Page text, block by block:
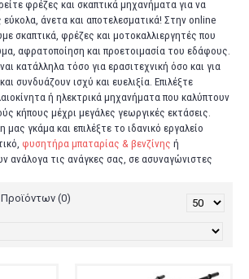
φρέζες και σκαπτικά μηχανήματα για να
άνετα και αποτελεσματικά! Στην online
σκαπτικά, φρέζες και μοτοκαλλιεργητές που
αφρατοποίηση και προετοιμασία του εδάφους.
κατάλληλα τόσο για ερασιτεχνική όσο και για
συνδυάζουν ισχύ και ευελιξία. Επιλέξτε
ή ηλεκτρικά μηχανήματα που καλύπτουν
κήπους μέχρι μεγάλες γεωργικές εκτάσεις.
γκάμα και επιλέξτε το ιδανικό εργαλείο
φυσητήρα μπαταρίας & βενζίνης ή
ανάλογα τις ανάγκες σας, σε ασυναγώνιστες
(0)